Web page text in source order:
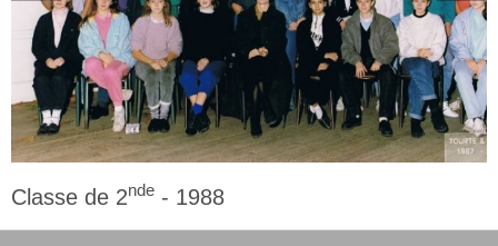
Classe de 2nde - 1988
2nde